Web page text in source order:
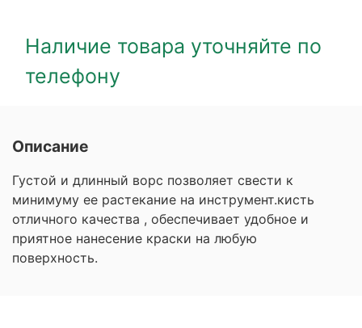
Наличие товара уточняйте по
телефону
Описание
Густой и длинный ворс позволяет свести к
минимуму ее растекание на инструмент.кисть
отличного качества , обеспечивает удобное и
приятное нанесение краски на любую
поверхность.